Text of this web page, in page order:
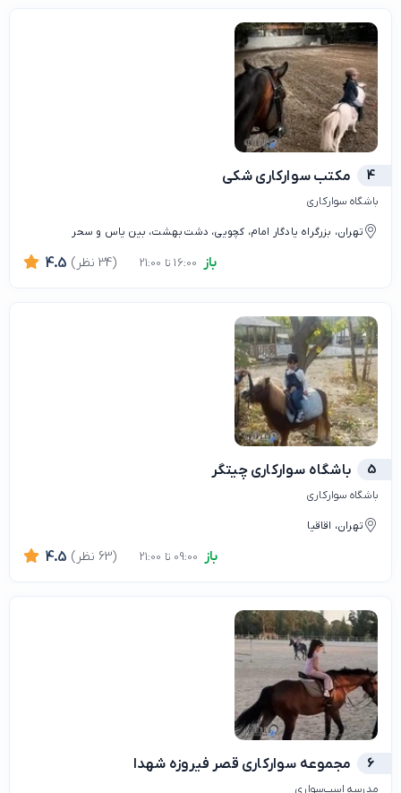
4 مکتب سواركارى شكى
باشگاه سوارکاری
تهران، بزرگراه یادگار امام، کچویی، دشت بهشت، بین یاس و سحر
باز 4.5 (34 نظر)
5 باشگاه سوارکاری چیتگر
باشگاه سوارکاری
تهران، اقاقیا
باز 4.5 (63 نظر)
6 مجموعه سوارکاری قصر فیروزه شهدا
مدرسه اسب‌سواری